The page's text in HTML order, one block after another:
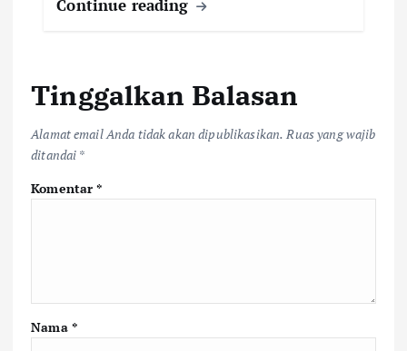
Continue reading
Tinggalkan Balasan
Alamat email Anda tidak akan dipublikasikan. Ruas yang wajib
ditandai *
Komentar*
Nama *